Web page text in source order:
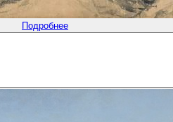
Подробнее